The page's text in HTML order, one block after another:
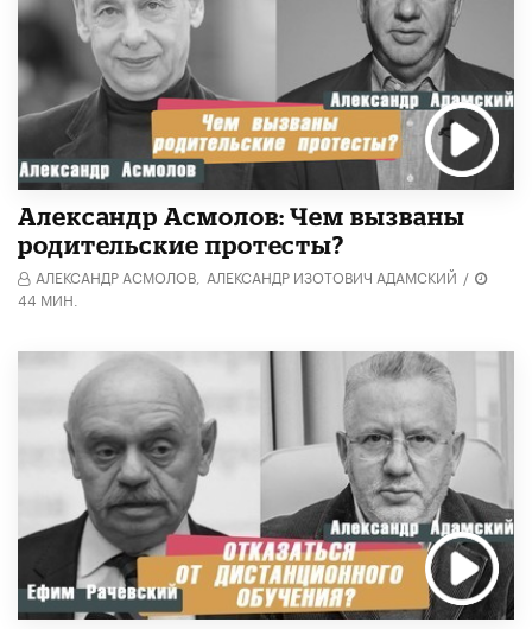
Александр Асмолов: Чем вызваны
родительские протесты?
АЛЕКСАНДР АСМОЛОВ, АЛЕКСАНДР ИЗОТОВИЧ АДАМСКИЙ /
44 МИН.